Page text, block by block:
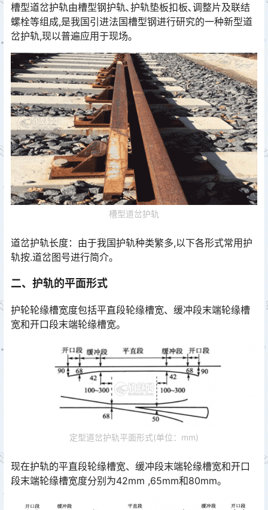
槽型道岔护轨由槽型钢护轨､护轨垫板扣板､调整片及联结
螺栓等组成,是我国引进法国槽型钢进行研究的一种新型道
岔护轨,现以普遍应用于现场｡
槽型道岔护轨
道岔护轨长度：由于我国护轨种类繁多,以下各形式常用护
轨按.道岔图号进行简介｡
二、护轨的平面形式
护轮轮缘槽宽度包括平直段轮缘槽宽、缓冲段末端轮缘槽
宽和开口段末端轮缘槽宽。
定型道岔护轨平面形式(单位：mm)
现在护轨的平直段轮缘槽宽、缓冲段末端轮缘槽宽和开口
段末端轮缘槽宽度分别为42mm ,65mm和80mm。